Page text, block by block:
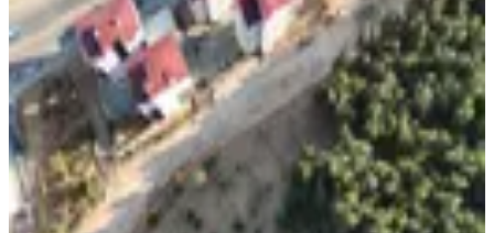
1500 m²·4.833/m² ·16.12.2025
7.250.000 ₺7.700.000 ₺
YENİ ROTA İNŞAAT EMLAKFaruk ATCI
Ara